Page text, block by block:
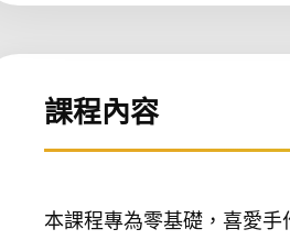
課程內容
本課程專為零基礎，喜愛